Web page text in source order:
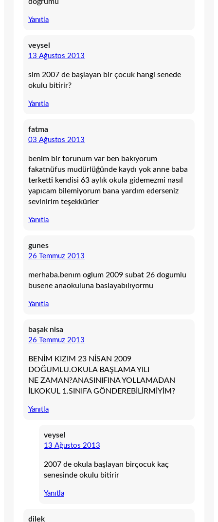
Yanıtla
veysel
13 Ağustos 2013
slm 2007 de başlayan bir çocuk hangi senede
okulu bitirir?
Yanıtla
fatma
03 Ağustos 2013
benim bir torunum var ben bakıyorum
fakatnüfus mudürlüğünde kaydı yok anne baba
terketti kendisi 63 aylık okula gidemezmi nasıl
yapıcam bilemiyorum bana yardım ederseniz
sevinirim teşekkürler
Yanıtla
gunes
26 Temmuz 2013
merhaba.benım oglum 2009 subat 26 dogumlu
busene anaokuluna baslayabılıyormu
Yanıtla
başak nisa
26 Temmuz 2013
BENİM KIZIM 23 NİSAN 2009
DOĞUMLU.OKULA BAŞLAMA YILI
NE ZAMAN?ANASINIFINA YOLLAMADAN
İLKOKUL 1.SINIFA GÖNDEREBİLİRMİYİM?
Yanıtla
veysel
13 Ağustos 2013
2007 de okula başlayan birçocuk kaç
senesinde okulu bitirir
Yanıtla
dilek